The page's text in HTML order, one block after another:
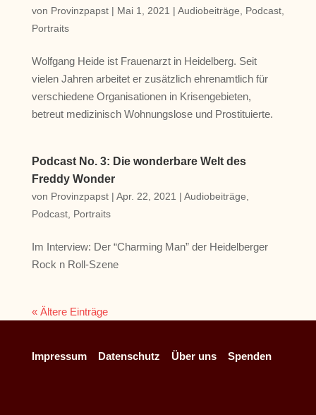
von Provinzpapst| Mai 1, 2021 | Audiobeiträge Podcast,
Portraits
Wolfgang Heide ist Frauenarzt in Heidelberg. Seit
vielen Jahren arbeitet er zusätzlich ehrenamtlich für
verschiedene Organisationen in Krisengebieten,
betreut medizinisch Wohnungslose und Prostituierte.
Podcast No. 3: Die wonderbare Welt des
Freddy Wonder
von Provinzpapst| Apr. 22, 2021 | Audiobeiträge
Podcast, Portraits
Im Interview: Der “Charming Man” der Heidelberger
Rock n Roll-Szene
« Ältere Einträge
Impressum Datenschutz Über uns Spenden